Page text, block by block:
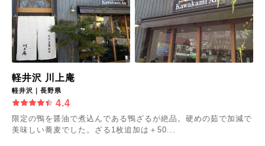
軽井沢 川上庵
軽井沢｜長野県
4.4
限定の鴨を醤油で煮込んである鴨ざるが絶品。硬めの茹で加減で
美味しい蕎麦でした。ざる1枚追加は＋50...